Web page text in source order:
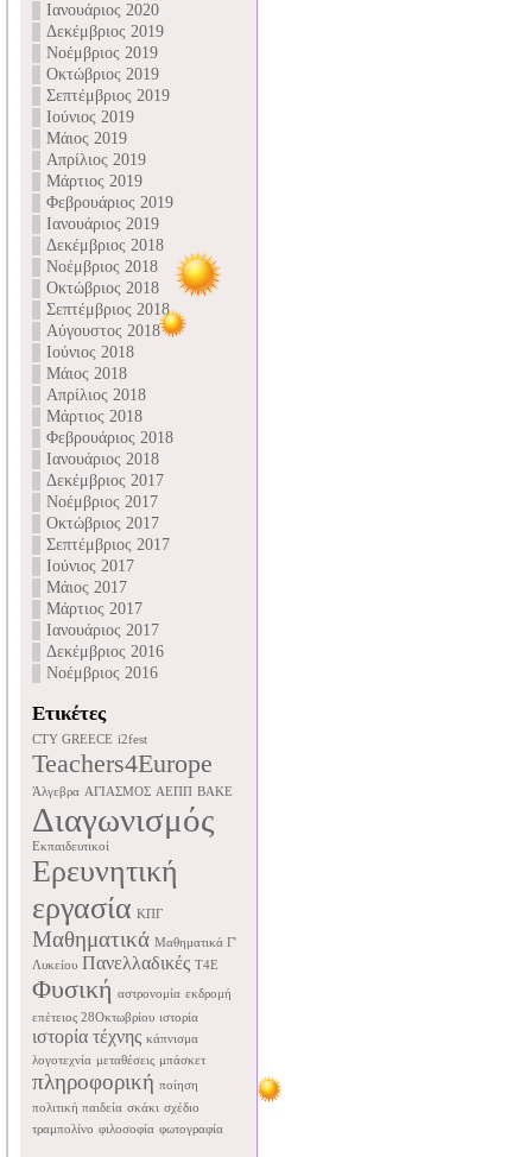
Ιανουάριος 2020
Δεκέμβριος 2019
Νοέμβριος 2019
Οκτώβριος 2019
Σεπτέμβριος 2019
Ιούνιος 2019
Μάιος 2019
Απρίλιος 2019
Μάρτιος 2019
Φεβρουάριος 2019
Ιανουάριος 2019
Δεκέμβριος 2018
Νοέμβριος 2018
Οκτώβριος 2018
Σεπτέμβριος 2018
Αύγουστος 2018
Ιούνιος 2018
Μάιος 2018
Απρίλιος 2018
Μάρτιος 2018
Φεβρουάριος 2018
Ιανουάριος 2018
Δεκέμβριος 2017
Νοέμβριος 2017
Οκτώβριος 2017
Σεπτέμβριος 2017
Ιούνιος 2017
Μάιος 2017
Μάρτιος 2017
Ιανουάριος 2017
Δεκέμβριος 2016
Νοέμβριος 2016
Ετικέτες
CTY GREECE i2fest
Teachers4Europe
Άλγεβρα ΑΓΙΑΣΜΟΣ ΑΕΠΠ ΒΑΚΕ
Διαγωνισμός
Εκπαιδευτικοί
Ερευνητική
εργασία ΚΠΓ
Μαθηματικά Μαθηματικά Γ'
Λυκείου Πανελλαδικές Τ4Ε
Φυσική αστρονομία εκδρομή
επέτειος 28Οκτωβρίου ιστορία
ιστορία τέχνης κάπνισμα
λογοτεχνία μεταθέσεις μπάσκετ
πληροφορική ποίηση
πολιτική παιδεία σκάκι σχέδιο
τραμπολίνο φιλοσοφία φωτογραφία